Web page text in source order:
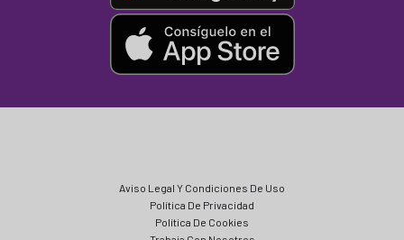
Aviso Legal Y Condiciones De Uso
Política De Privacidad
Política De Cookies